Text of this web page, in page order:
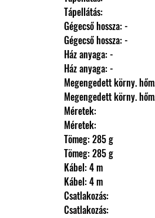
                Tápellátás:
                Gégecső hossza: -
                Gégecső hossza: -
                Ház anyaga: -
                Ház anyaga: -
Megengedett
Megengedett
                Méretek:
                Méretek:
                Tömeg: 285 g
                Tömeg: 285 g
                Kábel: 4 m
                Kábel: 4 m
                Csatlakozás:
                Csatlakozás: